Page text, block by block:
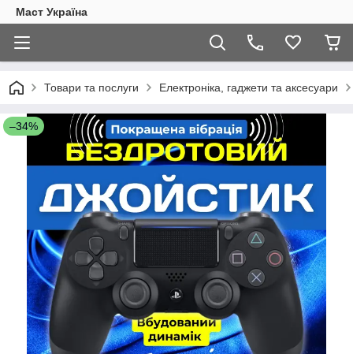
Маст Україна
Товари та послуги Електроніка, гаджети та аксесуари
–34%